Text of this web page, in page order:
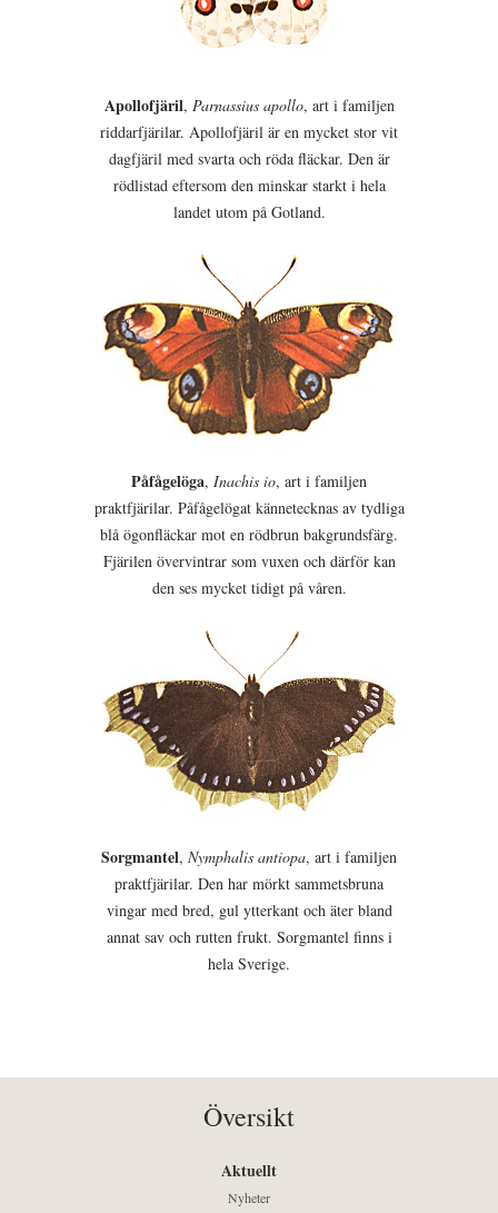
Apollofjäril, Parnassius apollo, art i familjen
riddarfjärilar. Apollofjäril är en mycket stor vit
dagfjäril med svarta och röda fläckar. Den är
rödlistad eftersom den minskar starkt i hela
landet utom på Gotland.
Påfågelöga, Inachis io, art i familjen
praktfjärilar. Påfågelögat kännetecknas av tydliga
blå ögonfläckar mot en rödbrun bakgrundsfärg.
Fjärilen övervintrar som vuxen och därför kan
den ses mycket tidigt på våren.
Sorgmantel, Nymphalis antiopa, art i familjen
praktfjärilar. Den har mörkt sammetsbruna
vingar med bred, gul ytterkant och äter bland
annat sav och rutten frukt. Sorgmantel finns i
hela Sverige.
Översikt
Aktuellt
Nyheter